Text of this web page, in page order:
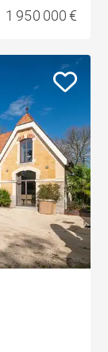
1 950 000 €